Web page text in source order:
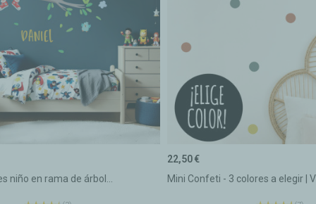
niño en rama de árbol... Mini Confeti - 3 colores a elegir |
22,50 €